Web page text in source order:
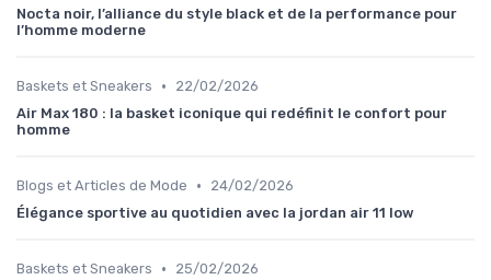
Nocta noir, l’alliance du style black et de la performance pour
l’homme moderne
Baskets et Sneakers •
22/02/2026
Air Max 180 : la basket iconique qui redéfinit le confort pour
homme
Blogs et Articles de Mode •
24/02/2026
Élégance sportive au quotidien avec la jordan air 11 low
Baskets et Sneakers •
25/02/2026